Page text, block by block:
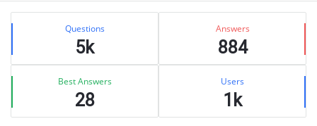
Sidebar
Stats Questions
5k
Answers
884
Best Answers
28
Users
1k